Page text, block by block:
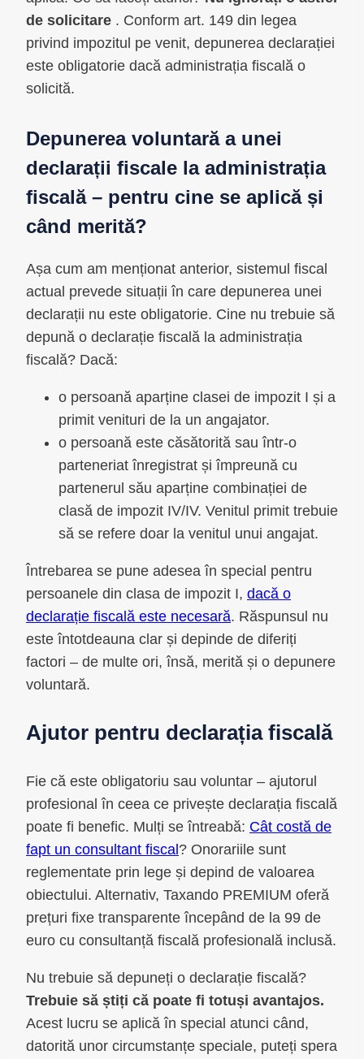
de solicitare . Conform art. 149 din legea
privind impozitul pe venit, depunerea declarației
este obligatorie dacă administrația fiscală o
solicită.
Depunerea voluntară a unei
declarații fiscale la administrația
fiscală – pentru cine se aplică și
când merită?
Așa cum am menționat anterior, sistemul fiscal
actual prevede situații în care depunerea unei
declarații nu este obligatorie. Cine nu trebuie să
depună o declarație fiscală la administrația
fiscală? Dacă:
o persoană aparține clasei de impozit I și a
primit venituri de la un angajator.
o persoană este căsătorită sau într-o
parteneriat înregistrat și împreună cu
partenerul său aparține combinației de
clasă de impozit IV/IV. Venitul primit trebuie
să se refere doar la venitul unui angajat.
Întrebarea se pune adesea în special pentru
persoanele din clasa de impozit I, dacă o
declarație fiscală este necesară. Răspunsul nu
este întotdeauna clar și depinde de diferiți
factori – de multe ori, însă, merită și o depunere
voluntară.
Ajutor pentru declarația fiscală
Fie că este obligatoriu sau voluntar – ajutorul
profesional în ceea ce privește declarația fiscală
poate fi benefic. Mulți se întreabă: Cât costă de
fapt un consultant fiscal? Onorariile sunt
reglementate prin lege și depind de valoarea
obiectului. Alternativ, Taxando PREMIUM oferă
prețuri fixe transparente începând de la 99 de
euro cu consultanță fiscală profesională inclusă.
Nu trebuie să depuneți o declarație fiscală?
Trebuie să știți că poate fi totuși avantajos.
Acest lucru se aplică în special atunci când,
datorită unor circumstanțe speciale, puteți spera